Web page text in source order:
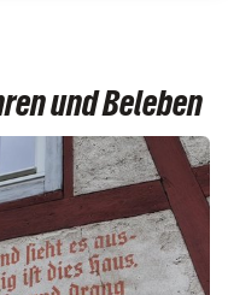
und Beleben